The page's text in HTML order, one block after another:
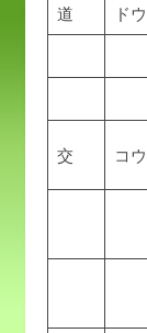
道 ドウ
交 コウ